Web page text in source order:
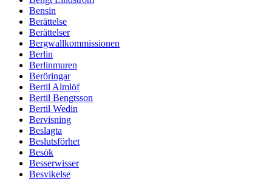
Bensin
Berättelse
Berättelser
Bergwallkommissionen
Berlin
Berlinmuren
Beröringar
Bertil Almlöf
Bertil Bengtsson
Bertil Wedin
Bervisning
Beslagta
Beslutsförhet
Besök
Besserwisser
Besvikelse